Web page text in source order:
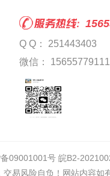
Q Q： 251443403
微信： 15655779111
09001001号 皖B2-
易风险自负！网站内容